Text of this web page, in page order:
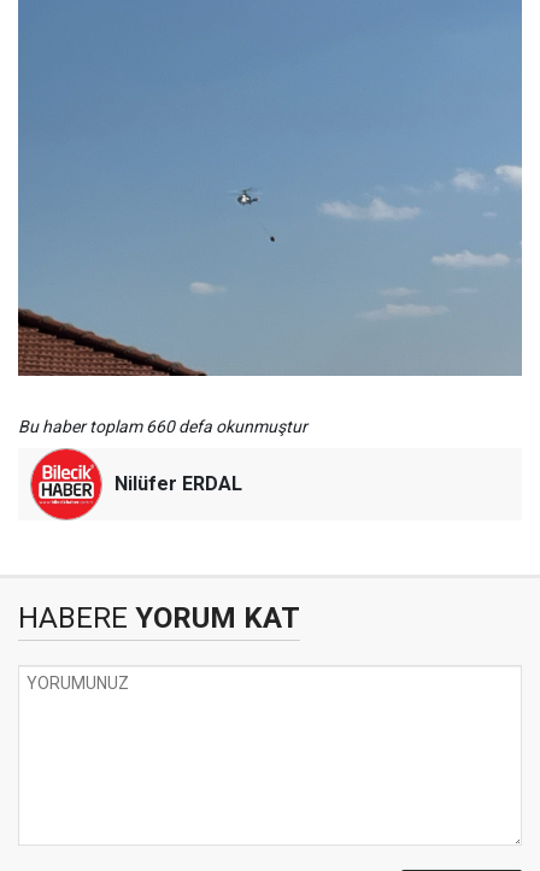
Bu haber toplam 660 defa okunmuştur
Nilüfer ERDAL
HABERE YORUM KAT